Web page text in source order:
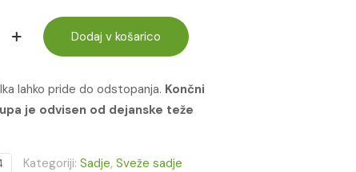
Dodaj v košarico
lahko pride do odstopanja. Končni
je odvisen od dejanske teže
Kategoriji: Sadje, Sveže sadje